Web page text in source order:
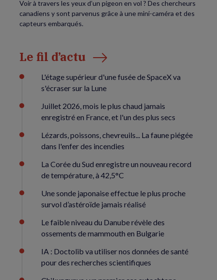
Voir à travers les yeux d’un pigeon en vol ? Des chercheurs
canadiens y sont parvenus grâce à une mini-caméra et des
capteurs embarqués.
Le fil d’actu
L'étage supérieur d'une fusée de SpaceX va
s'écraser sur la Lune
Juillet 2026, mois le plus chaud jamais
enregistré en France, et l'un des plus secs
Lézards, poissons, chevreuils... La faune piégée
dans l'enfer des incendies
La Corée du Sud enregistre un nouveau record
de température, à 42,5°C
Une sonde japonaise effectue le plus proche
survol d’astéroïde jamais réalisé
Le faible niveau du Danube révèle des
ossements de mammouth en Bulgarie
IA : Doctolib va utiliser nos données de santé
pour des recherches scientifiques